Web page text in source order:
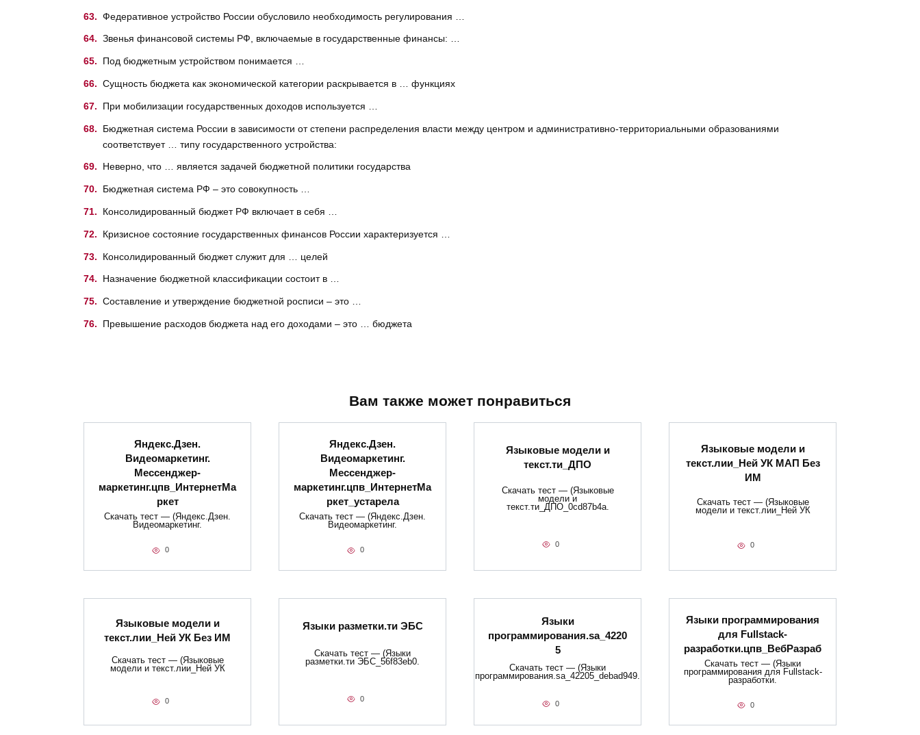
Федеративное устройство России обусловило необходимость регулирования …
Звенья финансовой системы РФ, включаемые в государственные финансы: …
Под бюджетным устройством понимается …
Сущность бюджета как экономической категории раскрывается в … функциях
При мобилизации государственных доходов используется …
Бюджетная система России в зависимости от степени распределения власти между центром и административно-территориальными образованиями
соответствует … типу государственного устройства:
Неверно, что … является задачей бюджетной политики государства
Бюджетная система РФ – это совокупность …
Консолидированный бюджет РФ включает в себя …
Кризисное состояние государственных финансов России характеризуется …
Консолидированный бюджет служит для … целей
Назначение бюджетной классификации состоит в …
Составление и утверждение бюджетной росписи – это …
Превышение расходов бюджета над его доходами – это … бюджета
Вам также может понравиться
Яндекс.Дзен.
Видеомаркетинг.
Мессенджер-
маркетинг.цпв_ИнтернетМа
ркет
Скачать тест — (Яндекс.Дзен.
Видеомаркетинг.
0
Яндекс.Дзен.
Видеомаркетинг.
Мессенджер-
маркетинг.цпв_ИнтернетМа
ркет_устарела
Скачать тест — (Яндекс.Дзен.
Видеомаркетинг.
0
Языковые модели и
текст.ти_ДПО
Скачать тест — (Языковые
модели и
текст.ти_ДПО_0cd87b4a.
0
Языковые модели и
текст.лии_Ней УК МАП Без
ИМ
Скачать тест — (Языковые
модели и текст.лии_Ней УК
0
Языковые модели и
текст.лии_Ней УК Без ИМ
Скачать тест — (Языковые
модели и текст.лии_Ней УК
0
Языки разметки.ти​ ЭБС
Скачать тест — (Языки
разметки.ти​ ЭБС_56f83eb0.
0
Языки
программирования.sa_4220
5
Скачать тест — (Языки
программирования.sa_42205_debad949.
0
Языки программирования
для Fullstack-
разработки.цпв_ВебРазраб
Скачать тест — (Языки
программирования для Fullstack-
разработки.
0